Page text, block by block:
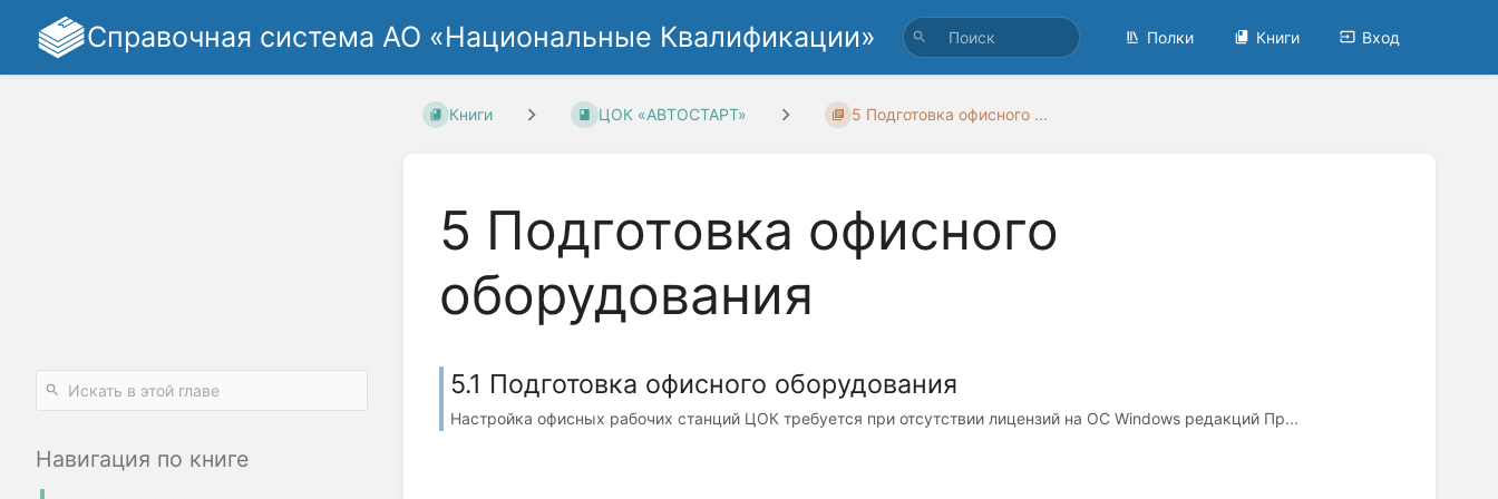
Справочная система АО «Национальные Квалификации» Полки Книги Вход
Навигация по книге
Книги ЦОК «АВТОСТАРТ» 5 Подготовка офисного ...
5 Подготовка офисного
оборудования
5.1 Подготовка офисного оборудования
Настройка офисных рабочих станций ЦОК требуется при отсутствии лицензий на ОС Windows редакций Пр...